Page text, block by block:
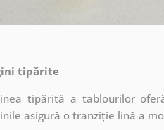
tipărite
tipărită a tablourilor
asigură o tranziție lină a